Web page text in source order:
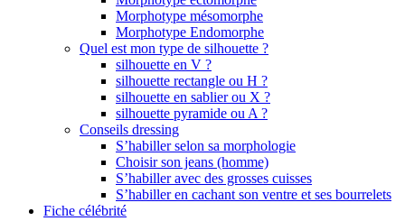
Morphotype mésomorphe
Morphotype Endomorphe
Quel est mon type de silhouette ?
silhouette en V ?
silhouette rectangle ou H ?
silhouette en sablier ou X ?
silhouette pyramide ou A ?
Conseils dressing
S’habiller selon sa morphologie
Choisir son jeans (homme)
S’habiller avec des grosses cuisses
S’habiller en cachant son ventre et ses bourrelets
Fiche célébrité